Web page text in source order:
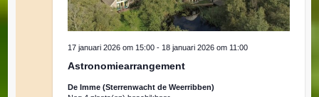
Astronomiearrangement
17 januari 2026 om 15:00 - 18 januari 2026 om 11:00
De Imme (Sterrenwacht de Weerribben)